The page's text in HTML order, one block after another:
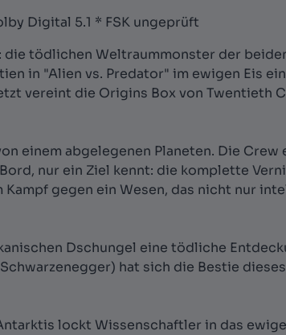
Digital 5.1 * FSK ungeprüft
tödlichen Weltraummonster der
in "Alien vs. Predator" im ewigen Eis
vereint die Origins Box von Twentieth
einem abgelegenen Planeten. Die Crew
nur ein Ziel kennt: die komplette
gegen ein Wesen, das nicht nur
Dschungel eine tödliche
hat sich die Bestie
lockt Wissenschaftler in das